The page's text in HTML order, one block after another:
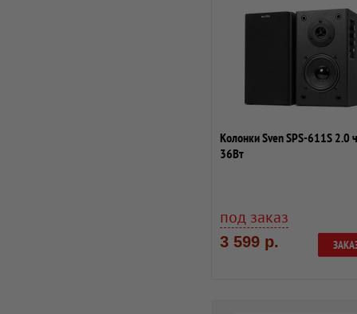
Колонки Sven SPS-611S 2.0
36Вт
под заказ
3 599 р.